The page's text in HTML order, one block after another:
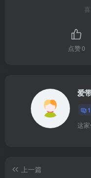
点赞0
爱
这
上一篇